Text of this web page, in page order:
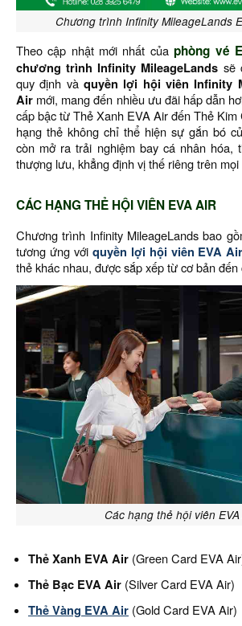
Chương trình Infinity MileageLands
Theo cập nhật mới nhất củaphòng vé
chương trình Infinity MileageLands sẽ
quy định và quyền lợi hội viên Infinity
Air mới, mang đến nhiều ưu đãi hấp dẫn
cấp bậc từ Thẻ Xanh EVA Air đến Thẻ
hạng thẻ không chỉ thể hiện sự gắn bó
còn mở ra trải nghiệm bay cá nhân hóa,
thượng lưu, khẳng định vị thế riêng trên
CÁC HẠNG THẺ HỘI VIÊN EVA AIR
Chương trình Infinity MileageLands bao
tương ứng vớiquyền lợi hội viên EVA Air
thẻ khác nhau, được sắp xếp từ cơ bản đến
Các hạng thẻ hội viên EVA
Thẻ Xanh EVA Air (Green Card EVA
Thẻ Bạc EVA Air (Silver Card EVA Air)
Thẻ Vàng EVA Air (Gold Card EVA Air)